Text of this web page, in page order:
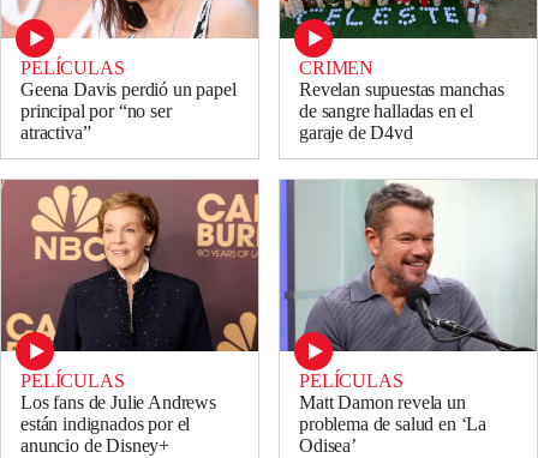
PELÍCULAS
Geena Davis perdió un papel
principal por “no ser
atractiva”
CRIMEN
Revelan supuestas manchas
de sangre halladas en el
garaje de D4vd
PELÍCULAS
Los fans de Julie Andrews
están indignados por el
anuncio de Disney+
PELÍCULAS
Matt Damon revela un
problema de salud en ‘La
Odisea’